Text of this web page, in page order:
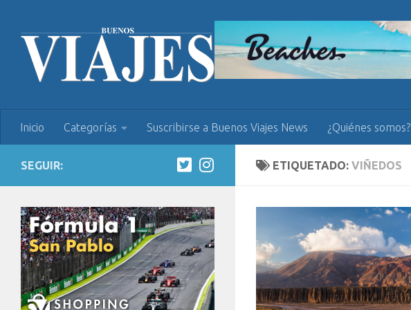
Inicio Categorías Suscribirse a Buenos Viajes News ¿Quiénes somos?
ETIQUETADO: VIÑEDOS
SEGUIR: